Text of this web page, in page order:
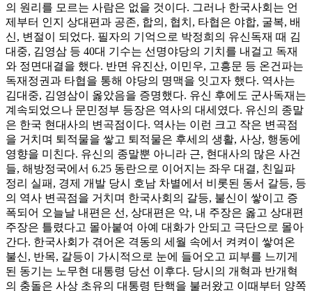
의 원리를 모르는 사람은 없을 것이다. 그러나 한국사회는 언
제부터 인지 상대편과 공존, 합의, 협치, 타협은 야합, 굴복, 배
신, 변절이 되었다. 필자의 기억으로 박정희의 유신독재 때 김
대중, 김영삼 등 40대 기수는 선명야당의 기치를 내걸고 독재
와 정면대결을 했다. 반면 유진산, 이민우, 고흥문 등 온건파는
독재정권과 타협을 통해 야당의 명맥을 잇고자 했다. 역사는
김대중, 김영삼이 옳았음을 증명했다. 유신 후에도 군사독재는
계속되었으나 문민정부 등장은 역사의 대세였다. 유신의 종말
은 한국 현대사의 변곡점이다. 역사는 이런 크고 작은 변곡점
을 거치며 퇴적물을 쌓고 퇴적물은 후세의 생활, 사상, 행동에
영향을 미친다. 유신의 종말뿐 아니라 근, 현대사의 많은 사건
들, 해방정국에서 6.25 동란으로 이어지는 좌우 대결, 친일파
정리 실패, 경제 개발 당시 호남 차별에서 비롯된 동서 갈등, 등
의 역사 변곡점을 거치며 한국사회의 갈등, 불신이 쌓이고 증
폭되어 오늘날 내편은 선, 상대편은 악, 내 주장은 옳고 상대편
주장은 틀렸다고 몰아붙여 아예 대화가 안되고 극단으로 몰아
간다. 한국사회가 겪어온 격동의 세월 속에서 켜켜이 쌓여온
불신, 반목, 갈등이 가시적으로 눈에 들어오고 피부를 느끼게
된 동기는 노무현 대통령 당선 이후다. 당시의 개혁과 반개혁
의 충돌은 사상 초유의 대통령 탄핵을 불러왔고 이때부터 양쪽